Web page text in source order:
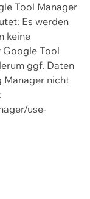
Tool Manager
Es werden
keine
Google Tool
ggf. Daten
Manager nicht
use-